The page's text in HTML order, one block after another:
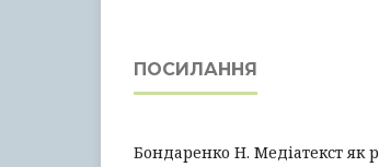
ПОСИЛАННЯ
Бондаренко Н. Медіатекст як